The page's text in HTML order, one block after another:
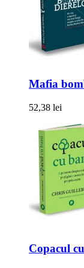
Mafia
52,38 lei
Copacul